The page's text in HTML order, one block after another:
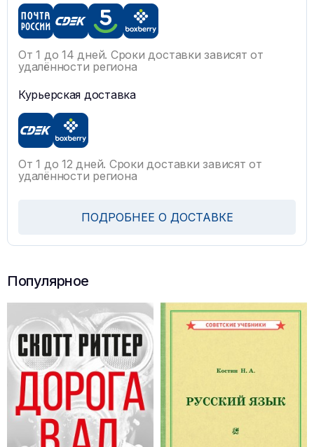
От 1 до 14 дней. Сроки доставки зависят от
удалённости региона
Курьерская доставка
От 1 до 12 дней. Сроки доставки зависят от
удалённости региона
ПОДРОБНЕЕ О ДОСТАВКЕ
Популярное